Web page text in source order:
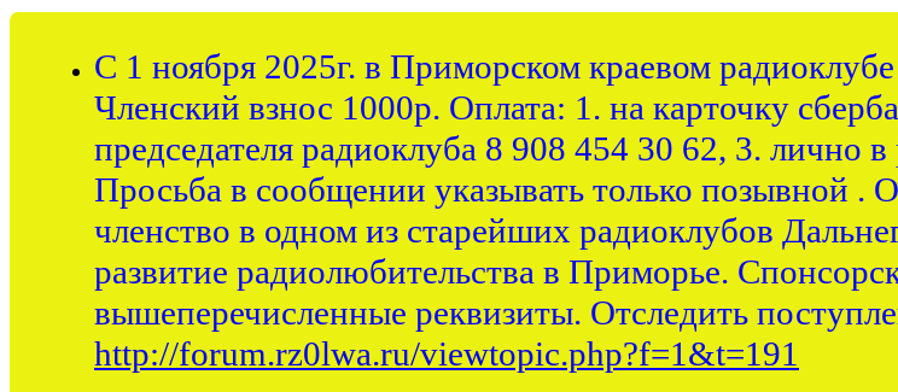
С 1 ноября 2025г. в Приморском краевом
Членский взнос 1000р. Оплата: 1. на карточку
председателя радиоклуба 8 908 454 30 62, 3. лично
Просьба в сообщении указывать только позывной .
членство в одном из старейших радиоклубов
развитие радиолюбительства в Приморье.
вышеперечисленные реквизиты. Отследить
http://forum.rz0lwa.ru/viewtopic.php?f=1&t=191